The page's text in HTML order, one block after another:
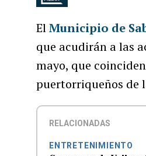
ElMunicipio de
que acudirán a las
mayo, que
puertorriqueños de
RELACIONADAS
ENTRETENIMIENTO